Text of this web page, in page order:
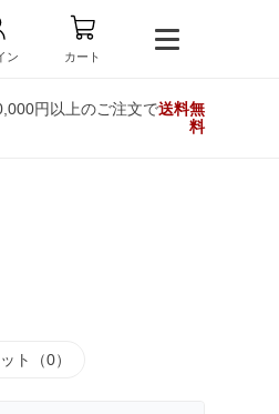
ン カート
円以上のご注文で送料無
料
ト（0）